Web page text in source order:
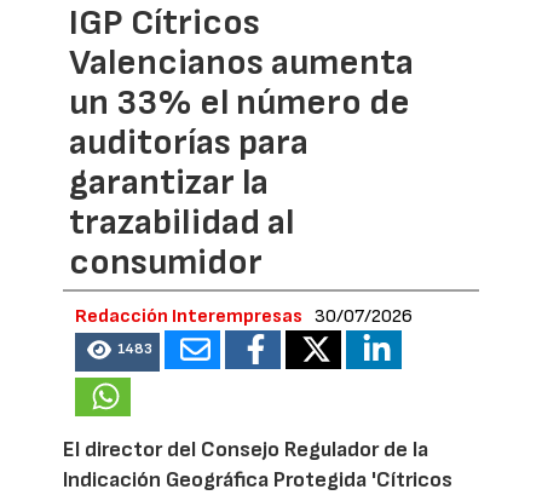
IGP Cítricos
Valencianos aumenta
un 33% el número de
auditorías para
garantizar la
trazabilidad al
consumidor
Redacción Interempresas 30/07/2026
1483
El director del Consejo Regulador de la
Indicación Geográfica Protegida 'Cítricos